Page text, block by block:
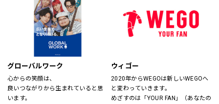
幅広い年代にお楽しみいただける、
さまざまなグラフィックアイテムを
取り揃えてお待ちしております。
※イーアスつくば店ではキッズの取
扱いはございません。
グローバルワーク
心からの笑顔は、
良いつながりから生まれていると思
います。
ウィゴー
2020年からWEGOは新しいWEGOへ
と変わっていきます。
めざすのは「YOUR FAN」（あなたの